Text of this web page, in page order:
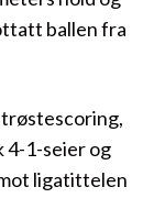
ballen fra
trøstescoring,
4-1-seier og
ligatittelen